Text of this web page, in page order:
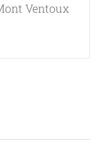
Ventoux